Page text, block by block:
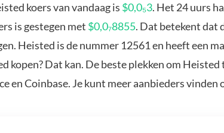
koers van vandaag is $0,0₅3. Het 24 uurs
is gestegen met $0,0₇8855. Dat betekent dat
Heisted is de nummer 12561 en heeft een
kopen? Dat kan. De beste plekken om
en Coinbase. Je kunt meer aanbieders vinden